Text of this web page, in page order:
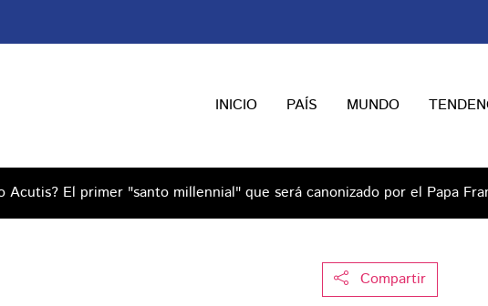
INICIO PAÍS MUNDO
Acutis? El primer "santo millennial" que será canonizado por el Papa
Compartir